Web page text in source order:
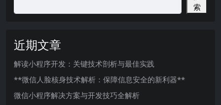
索
近期文章
解读小程序开发：关键技术剖析与最佳实践
**微信人脸核身技术解析：保障信息安全的新利器**
微信小程序解决方案与开发技巧全解析